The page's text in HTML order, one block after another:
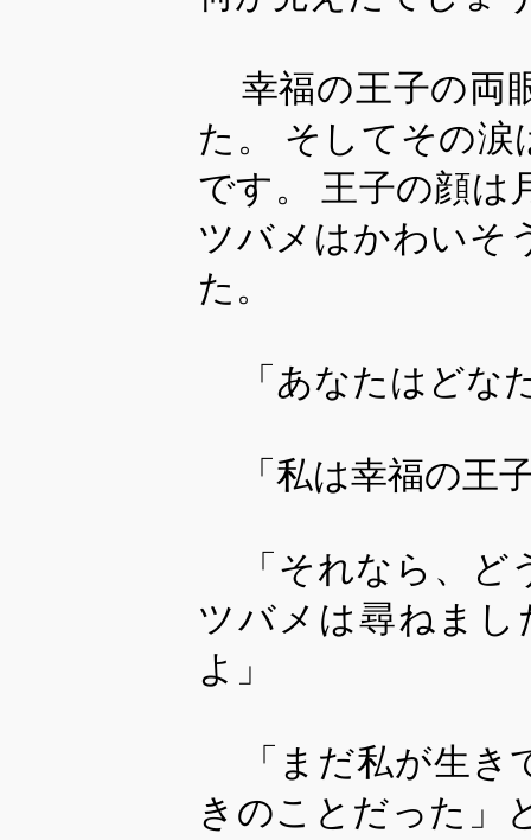
幸福の王子の両
た。 そしてその涙
です。 王子の顔は
ツバメはかわいそ
た。
「あなたはどな
「私は幸福の王
「それなら、
ツバメは尋ねま
よ」
「まだ私が生
きのことだった」